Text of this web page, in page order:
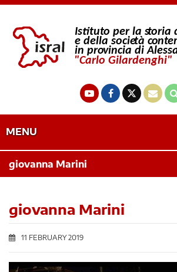
MENU
giovanna Marini
giovanna Marini
11 FEBRUARY 2019